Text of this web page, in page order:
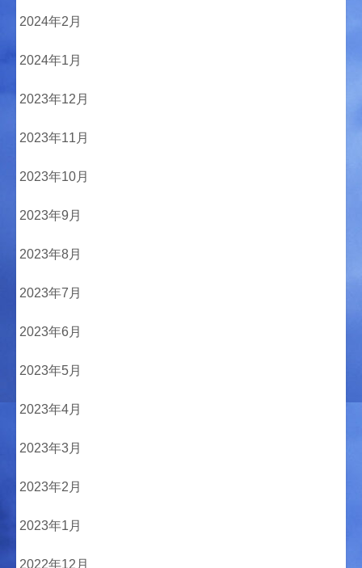
2024年2月
2024年1月
2023年12月
2023年11月
2023年10月
2023年9月
2023年8月
2023年7月
2023年6月
2023年5月
2023年4月
2023年3月
2023年2月
2023年1月
2022年12月